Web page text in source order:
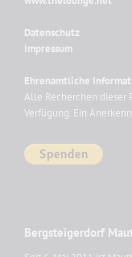
Datenschutz
Impressum
Ehrenamtliche
Alle Recherchen dieser
Verfügung. Ein
Bergsteigerdorf